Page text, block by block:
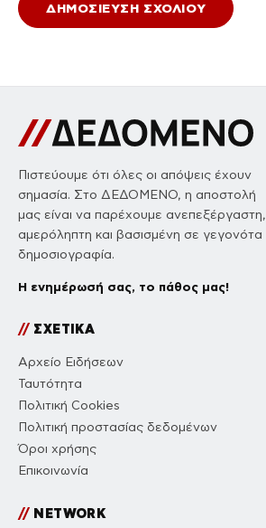
Πιστεύουμε ότι όλες οι απόψεις έχουν
σημασία. Στο ΔΕΔΟΜΕΝΟ, η αποστολή
μας είναι να παρέχουμε ανεπεξέργαστη,
αμερόληπτη και βασισμένη σε γεγονότα
δημοσιογραφία.
Η ενημέρωσή σας, το πάθος μας!
//ΣΧΕΤΙΚΑ
Αρχείο Ειδήσεων
Ταυτότητα
Πολιτική Cookies
Πολιτική προστασίας δεδομένων
Όροι χρήσης
Επικοινωνία
//NETWORK